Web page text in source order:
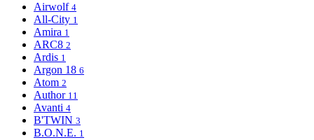
Airwolf 4
All-City 1
Amira 1
ARC8 2
Ardis 1
Argon 18 6
Atom 2
Author 11
Avanti 4
B'TWIN 3
B.O.N.E. 1